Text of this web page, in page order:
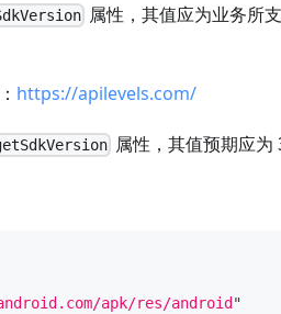
属性，其值应为业务所
https://apilevels.com/
属性，其值预期应为
apk/res/android "